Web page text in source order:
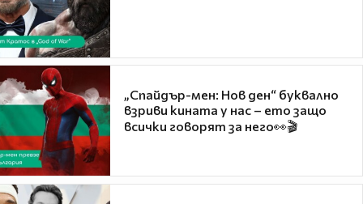
„Спайдър-мен: Нов ден“ буквално
взриви кината у нас – ето защо
всички говорят за него👀🎬